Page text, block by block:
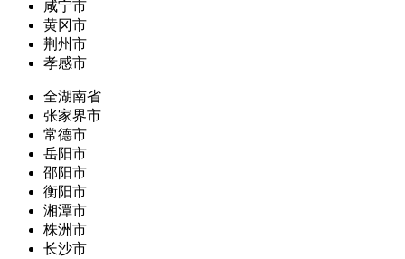
咸宁市
黄冈市
荆州市
孝感市
全湖南省
张家界市
常德市
岳阳市
邵阳市
衡阳市
湘潭市
株洲市
长沙市